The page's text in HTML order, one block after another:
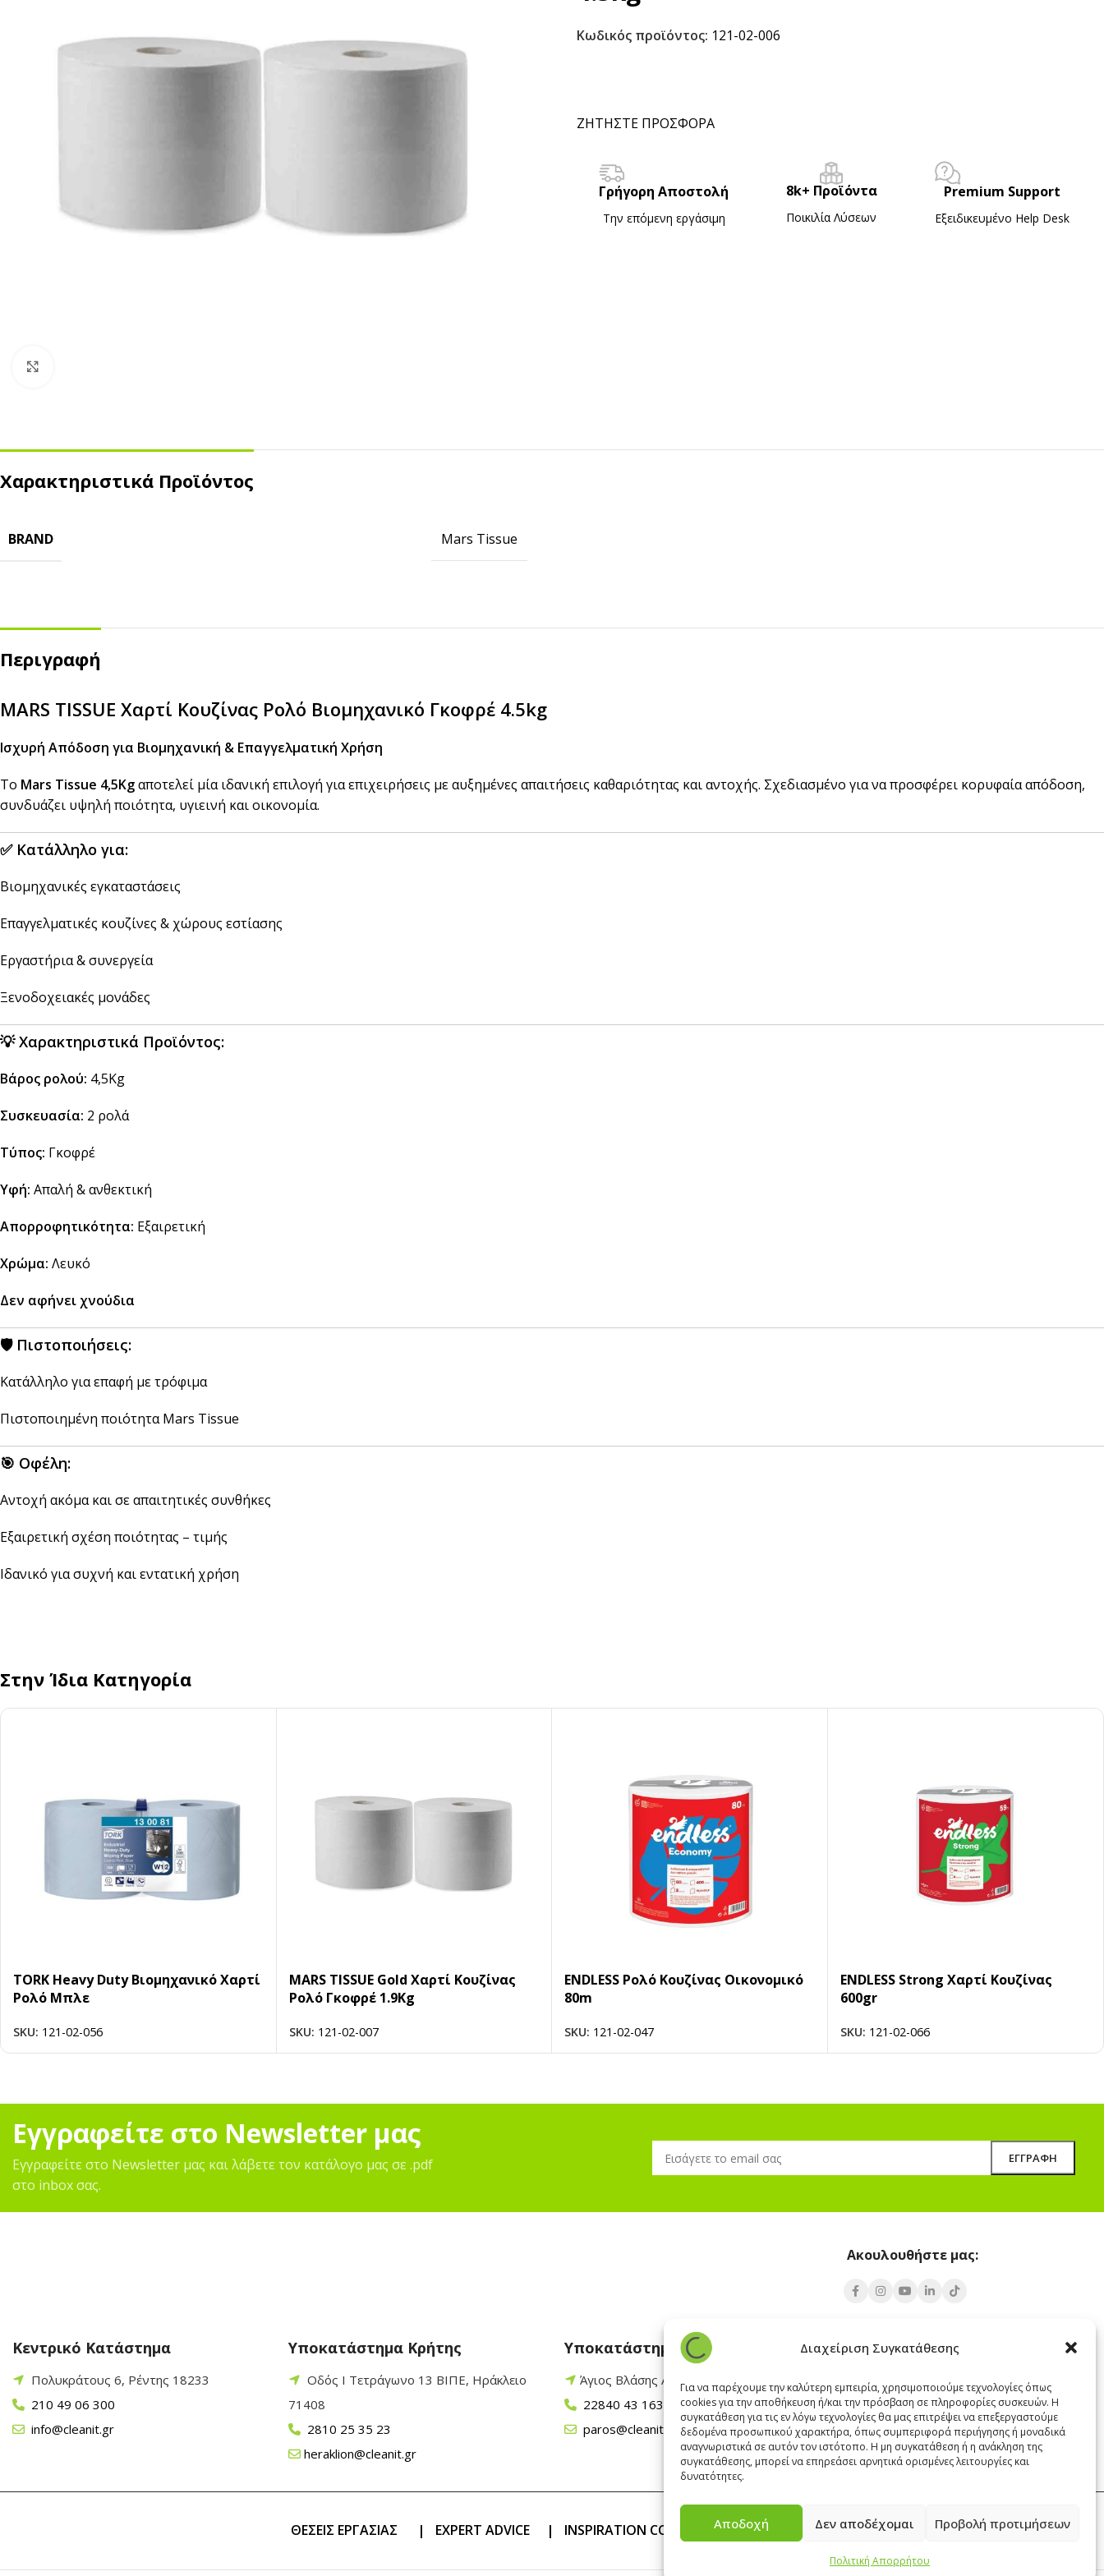
Διαχείριση Συγκατάθεσης
Για να παρέχουμε την καλύτερη εμπειρία, χρησιμοποιούμε τεχνολογίες όπως
cookies για την αποθήκευση ή/και την πρόσβαση σε πληροφορίες συσκευών. Η
συγκατάθεση για τις εν λόγω τεχνολογίες θα μας επιτρέψει να επεξεργαστούμε
δεδομένα προσωπικού χαρακτήρα, όπως συμπεριφορά περιήγησης ή μοναδικά
αναγνωριστικά σε αυτόν τον ιστότοπο. Η μη συγκατάθεση ή η ανάκληση της
συγκατάθεσης, μπορεί να επηρεάσει αρνητικά ορισμένες λειτουργίες και
δυνατότητες.
Αποδοχή Δεν αποδέχομαι Προβολή προτιμήσεων
Πολιτική Απορρήτου
Πλαστικά
ΜΕΤΑΦΟΡΑ ΦΑΓΗΤΟΥ
Κουβέρ
Χαρτί Περιτυλίγματος
Σακουλάκια
Τσάντες
Θήκες Μεταφοράς
Αναδευτήρες
ΑΝΑΛΩΣΙΜΑ ΕΣΤΙΑΣΗΣ
Αλουμινόχαρτο
Σακούλες Vacuum
Χάρτινα Ποτήρια
Χαρτοπετσέτες
Κωδικός προϊόντος: 121-02-006
ΖΗΤΗΣΤΕ ΠΡΟΣΦΟΡΑ
Γρήγορη Αποστολή
Την επόμενη εργάσιμη
8k+ Προϊόντα
Ποικιλία Λύσεων
Premium Support
Εξειδικευμένο Ηelp Desk
Χαρακτηριστικά Προϊόντος
BRAND Mars Tissue
Περιγραφή
MARS TISSUE Χαρτί Κουζίνας Ρολό Βιομηχανικό Γκοφρέ 4.5kg
Ισχυρή Απόδοση για Βιομηχανική & Επαγγελματική Χρήση
Το Mars Tissue 4,5Kgαποτελεί μία ιδανική επιλογή για επιχειρήσεις με αυξημένες απαιτήσεις καθαριότητας και αντοχής. Σχεδιασμένο για να προσφέρει κορυφαία απόδοση,
συνδυάζει υψηλή ποιότητα, υγιεινή και οικονομία.
✅ Κατάλληλο για:
Βιομηχανικές εγκαταστάσεις
Επαγγελματικές κουζίνες & χώρους εστίασης
Εργαστήρια & συνεργεία
Ξενοδοχειακές μονάδες
💡Χαρακτηριστικά Προϊόντος:
Βάρος ρολού: 4,5Kg
Συσκευασία: 2 ρολά
Τύπος: Γκοφρέ
Υφή: Απαλή & ανθεκτική
Απορροφητικότητα: Εξαιρετική
Χρώμα: Λευκό
Δεν αφήνει χνούδια
🛡 Πιστοποιήσεις:
Κατάλληλο για επαφή με τρόφιμα
Πιστοποιημένη ποιότητα Mars Tissue
🎯 Οφέλη:
Αντοχή ακόμα και σε απαιτητικές συνθήκες
Εξαιρετική σχέση ποιότητας – τιμής
Ιδανικό για συχνή και εντατική χρήση
Στην Ίδια Κατηγορία
TORK Heavy Duty Βιομηχανικό Χαρτί
Ρολό Μπλε
SKU: 121-02-056
MARS TISSUE Gold Χαρτί Κουζίνας
Ρολό Γκοφρέ 1.9Kg
SKU: 121-02-007
ENDLESS Ρολό Κουζίνας Οικονομικό
80m
SKU: 121-02-047
ENDLESS Strong Χαρτί Κουζίνας
600gr
SKU: 121-02-066
Εγγραφείτε στο Newsletter μας
Εγγραφείτε στο Newsletter μας και λάβετε τον κατάλογο μας σε .pdf
στο inbox σας.
Ακουλουθήστε μας:
Κεντρικό Κατάστημα
Πολυκράτους 6, Ρέντης 18233
210 49 06 300
info@cleanit.gr
Υποκατάστημα Κρήτης
Οδός Ι Τετράγωνο 13 ΒΙΠΕ, Ηράκλειο
71408
2810 25 35 23
heraklion@cleanit.gr
Υποκατάστημα Πάρου
Άγιος Βλάσης Αρχίλοχος, Πάρος 84400
22840 43 163
paros@cleanit.gr
Υποκατάστημα Σαντορίνης
Έξω Γωνία, Σαντορίνη
847 00
22860 22322
santorini@cleanit.gr
ΘΕΣΕΙΣ ΕΡΓΑΣΙΑΣ | EXPERT ADVICE| INSPIRATION CORNER |ΕΠΙΚΟΙΝΩΝΙΑ